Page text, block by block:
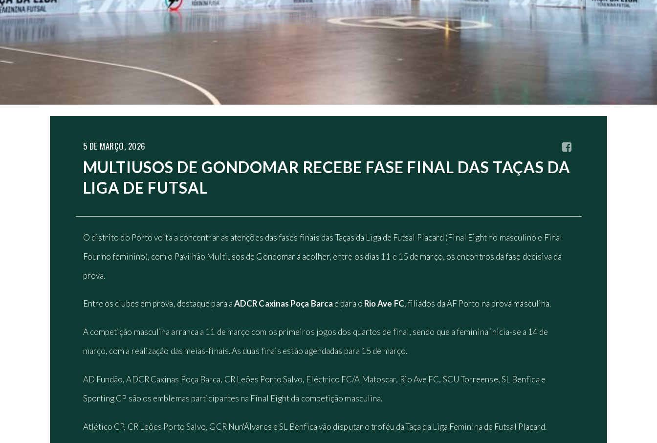
5 DE MARÇO, 2026
MULTIUSOS DE GONDOMAR RECEBE FASE FINAL DAS TAÇAS DA
LIGA DE FUTSAL
O distrito do Porto volta a concentrar as atenções das fases finais das Taças da Liga de Futsal Placard (Final Eight no masculino e Final
Four no feminino), com o Pavilhão Multiusos de Gondomar a acolher, entre os dias 11 e 15 de março, os encontros da fase decisiva da
prova.
Entre os clubes em prova, destaque para aADCR Caxinas Poça Barcae para o Rio Ave FC, filiados da AF Porto na prova masculina.
A competição masculina arranca a 11 de março com os primeiros jogos dos quartos de final, sendo que a feminina inicia-se a 14 de
março, com a realização das meias-finais. As duas finais estão agendadas para 15 de março.
AD Fundão, ADCR Caxinas Poça Barca, CR Leões Porto Salvo, Eléctrico FC/A Matoscar, Rio Ave FC, SCU Torreense, SL Benfica e
Sporting CP são os emblemas participantes na Final Eight da competição masculina.
Atlético CP, CR Leões Porto Salvo, GCR Nun'Álvares e SL Benfica vão disputar o troféu da Taça da Liga Feminina de Futsal Placard.